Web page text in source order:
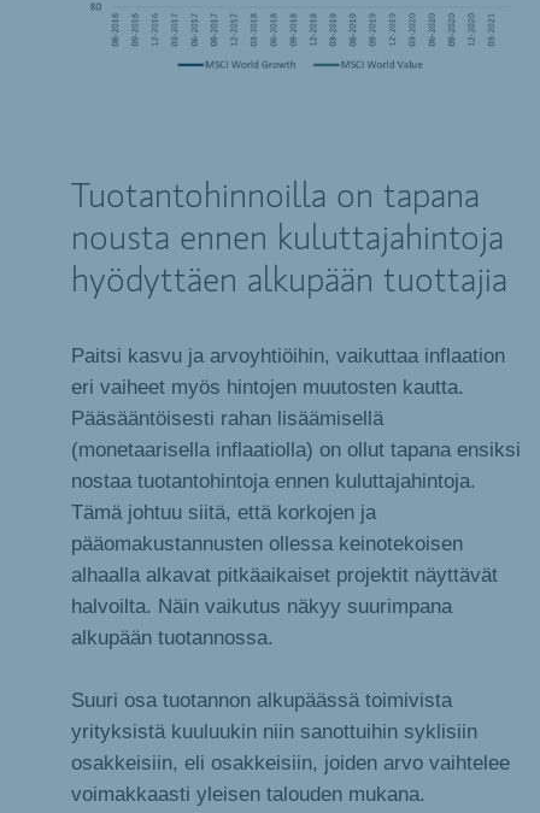
Tuotantohinnoilla on tapana
nousta ennen kuluttajahintoja
hyödyttäen alkupään tuottajia
Paitsi kasvu ja arvoyhtiöihin, vaikuttaa inflaation
eri vaiheet myös hintojen muutosten kautta.
Pääsääntöisesti rahan lisäämisellä
(monetaarisella inflaatiolla) on ollut tapana ensiksi
nostaa tuotantohintoja ennen kuluttajahintoja.
Tämä johtuu siitä, että korkojen ja
pääomakustannusten ollessa keinotekoisen
alhaalla alkavat pitkäaikaiset projektit näyttävät
halvoilta. Näin vaikutus näkyy suurimpana
alkupään tuotannossa.
Suuri osa tuotannon alkupäässä toimivista
yrityksistä kuuluukin niin sanottuihin syklisiin
osakkeisiin, eli osakkeisiin, joiden arvo vaihtelee
voimakkaasti yleisen talouden mukana.